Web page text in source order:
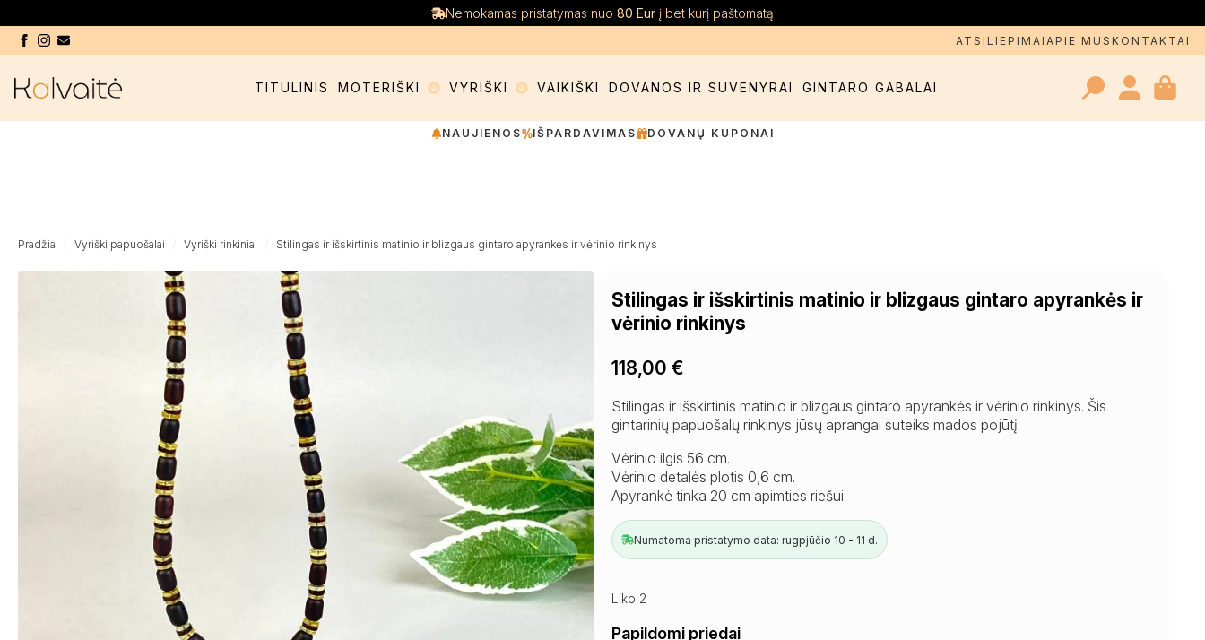
Nemokamas pristatymas nuo 80 Eur į bet kurį paštomatą
ATSILIEPIMAI APIE MUSKONTAKTAI
TITULINIS MOTERIŠKI VYRIŠKI VAIKIŠKI DOVANOS IR SUVENYRAI GINTARO GABALAI
Search
NAUJIENOS IŠPARDAVIMAS DOVANŲ KUPONAI
Pradžia Vyriški papuošalai Vyriški rinkiniai Stilingas ir išskirtinis matinio ir blizgaus gintaro apyrankės ir vėrinio rinkinys
Stilingas ir išskirtinis matinio ir blizgaus gintaro apyrankės ir
vėrinio rinkinys
118,00 €
Stilingas ir išskirtinis matinio ir blizgaus gintaro apyrankės ir vėrinio rinkinys. Šis
gintarinių papuošalų rinkinys jūsų aprangai suteiks mados pojūtį.
Vėrinio ilgis 56 cm.
Vėrinio detalės plotis 0,6 cm.
Apyrankė tinka 20 cm apimties riešui.
Numatoma pristatymo data: rugpjūčio 10 - 11 d.
Liko 2
Papildomi priedai